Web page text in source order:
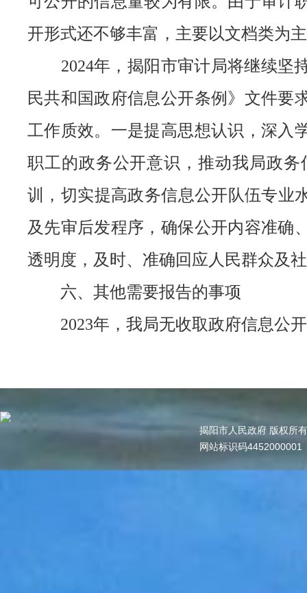
开形式还不够丰富，主要以文档类为
2024年，揭阳市审计局将继续坚持
民共和国政府信息公开条例》文件要
工作质效。一是提高思想认识，深入
职工的政务公开意识，推动我局政
训，切实提高政务信息公开队伍专业
及先审后发程序，确保公开内容准确
透明度，及时、准确回应人民群众及
六、其他需要报告的事项
2023年，我局无收取政府信息公开
揭阳市人民政府 版权所
网站标识码